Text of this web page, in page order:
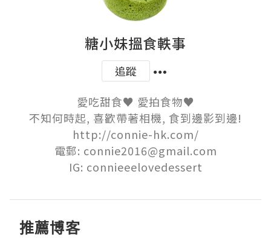
糖小妹搵食軼事
追蹤
愛吃甜食♥ 愛拍食物♥
不知何時起, 喜歡帶著相機, 食到邊影到邊!
http://connie-hk.com/
電郵: connie2016@gmail.com
IG: connieeelovedessert
推薦博客